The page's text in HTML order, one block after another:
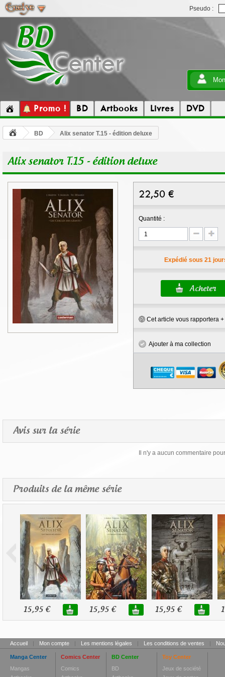
Pseudo :
Promo ! BD Artbooks Livres DVD
BD Alix senator T.15 - édition deluxe
Alix senator T.15 - édition deluxe
22,50 €
Quantité :
Expédié sous 21
Cet article vous rapportera +
Ajouter à ma collection
Avis sur la série
Il n'y a aucun commentaire
Produits de la même série
15,95 € 15,95 € 15,95 €
Accueil | Mon compte | Les mentions légales | Les conditions de ventes |
Manga Center
Mangas
Comics Center
Comics
BD Center
BD
Toy Center
Jeux de société